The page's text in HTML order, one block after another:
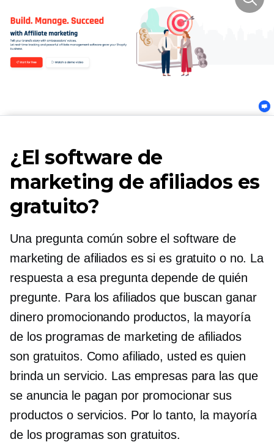
¿El software de
marketing de afiliados es
gratuito?
Una pregunta común sobre el software de
marketing de afiliados es si es gratuito o no. La
respuesta a esa pregunta depende de quién
pregunte. Para los afiliados que buscan ganar
dinero promocionando productos, la mayoría
de los programas de marketing de afiliados
son gratuitos. Como afiliado, usted es quien
brinda un servicio. Las empresas para las que
se anuncia le pagan por promocionar sus
productos o servicios. Por lo tanto, la mayoría
de los programas son gratuitos.